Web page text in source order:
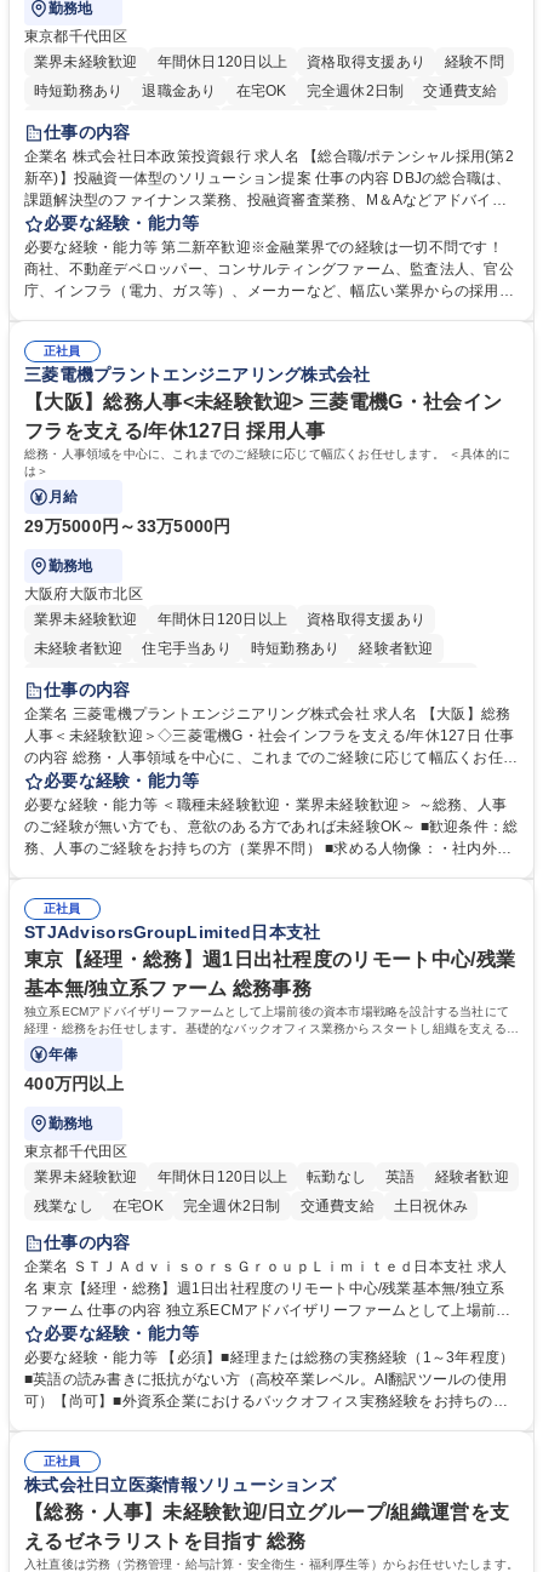
勤務地
東京都千代田区
業界未経験歓迎
年間休日120日以上 資格取得支援あり
経験不問
時短勤務あり
退職金あり 在宅OK 完全週休2日制
交通費支給
駅近5分以内
食事補助あり
託児所あり
仕事の内容
企業名 株式会社日本政策投資銀行 求人名 【総合職/ポテンシャル採用(第2
新卒)】投融資一体型のソリューション提案 仕事の内容 DBJの総合職は、
課題解決型のファイナンス業務、投融資審査業務、M＆Aなどアドバイザ
リー業務、地域戦略企画業務など、多様な業務に精通し、複数の専門性を
掛け合わせて広く社会に貢献していく職種です。 入社後は、横断的なロー
テーションを経て適性や専門性に応じたキャリアを形成していただきま
す。総合職として入社いただき、下記いずれかの部門でご活躍いただきま
ート・ナレッジ業務 ※それぞれの業務内容に関しては、別途その他労働条
件備考欄に記載 募集職種 【総合職/ポテンシャル採用(第2新卒)】投融資一
体型のソリューション提案
必要な経験・能力等
必要な経験・能力等 第二新卒歓迎※金融業界での経験は一切不問です！
商社、不動産デベロッパー、コンサルティングファーム、監査法人、官公
庁、インフラ（電力、ガス等）、メーカーなど、幅広い業界からの採用実
く高い志を併せもった人材を求めています。ポテンシャル採用（第2新
卒）では、金融業界での経験や知識を問いません。新たな時代を見据え
て、複雑化する社会課題の解決に向けて先鞭をつける役割を担いたい、と
いう気概をお持ちの方を心待ちにしています。 学歴・資格 学歴：大学院
大学 語学力： 資格：
正社員
三菱電機プラントエンジニアリング株式会社
【大阪】総務人事<未経験歓迎> 三菱電機G・社会イン
フラを支える/年休127日 採用人事
総務・人事領域を中心に、これまでのご経験に応じて幅広くお任せします。 ＜具体的に
は＞
月給
29万5000円～33万5000円
勤務地
大阪府大阪市北区
業界未経験歓迎
年間休日120日以上
資格取得支援あり
未経験者歓迎
住宅手当あり 時短勤務あり
経験者歓迎
退職金あり
駅近5分以内
土日祝休み 服装自由 寮・社宅あり 食事補助あり
仕事の内容
企業名 三菱電機プラントエンジニアリング株式会社 求人名 【大阪】総務
人事＜未経験歓迎＞◇三菱電機G・社会インフラを支える/年休127日 仕事
の内容 総務・人事領域を中心に、これまでのご経験に応じて幅広くお任せ
します。 ＜具体的には＞ ・総務/人事労務（給与・社保・勤怠管理など）
・採用・教育研修 ・福利厚生運用 など ※基本的には事務所勤務ですが、
採用や教育等の業務内容により、関西圏以外への日帰り・宿泊を伴う国内
出張もございます。 ※担当業務を持ちつつ、お互いに助け合いながら、総
必要な経験・能力等
必要な経験・能力等 ＜職種未経験歓迎・業界未経験歓迎＞ ～総務、人事
のご経験が無い方でも、意欲のある方であれば未経験OK～ ■歓迎条件：総
務、人事のご経験をお持ちの方（業界不問） ■求める人物像：・社内外の
正社員
STJAdvisorsGroupLimited日本支社
東京【経理・総務】週1日出社程度のリモート中心/残業
基本無/独立系ファーム 総務事務
独立系ECMアドバイザリーファームとして上場前後の資本市場戦略を設計する当社にて
経理・総務をお任せします。基礎的なバックオフィス業務からスタートし組織を支える専
任担当として広く活躍できる環境です。
年俸
400万円以上
勤務地
東京都千代田区
業界未経験歓迎
年間休日120日以上 転勤なし 英語
経験者歓迎
残業なし
在宅OK 完全週休2日制 交通費支給 土日祝休み
仕事の内容
企業名 ＳＴＪＡｄｖｉｓｏｒｓＧｒｏｕｐＬｉｍｉｔｅｄ日本支社 求人
名 東京【経理・総務】週1日出社程度のリモート中心/残業基本無/独立系
ファーム 仕事の内容 独立系ECMアドバイザリーファームとして上場前後
の資本市場戦略を設計する当社にて経理・総務をお任せします。基礎的な
バックオフィス業務からスタートし組織を支える専任担当として広く活躍
できる環境です。 ■日常経理、月次および年次決算サポート業務 ■本国
（グローバル）との英文メール対応（AI翻訳ツール等を使用しての対応で
業務をお任せします。残業も基本的には発生せず、ご自身のペースで業務
を進めやすく定着率の高い環境です。 募集職種 東京【経理・総務】週1日
出社程度のリモート中心/残業基本無/独立系ファーム
必要な経験・能力等
必要な経験・能力等 【必須】■経理または総務の実務経験（1～3年程度）
■英語の読み書きに抵抗がない方（高校卒業レベル。AI翻訳ツールの使用
可）【尚可】■外資系企業におけるバックオフィス実務経験をお持ちの方
【働き方について】現在は週4日程度の在宅勤務を実施しており、ワーク
ライフバランスを重視する方に最適な環境です（フルリモートも面接で相
談可）。【求める人物像】幅広いバックオフィス業務に柔軟に対応でき、
社内外と円滑にコミュニケーションを取りながら業務を推進できる方 学
歴・資格 学歴：大学院 大学 高専 短大 専修学校 高校 語学力： 資格：
正社員
株式会社日立医薬情報ソリューションズ
【総務・人事】未経験歓迎/日立グループ/組織運営を支
えるゼネラリストを目指す 総務
入社直後は労務（労務管理・給与計算・安全衛生・福利厚生等）からお任せいたします。